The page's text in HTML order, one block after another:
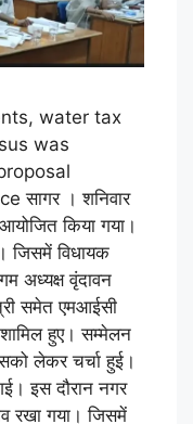
water tax
was
सागर । शनिवार
किया गया।
जिसमें विधायक
अध्यक्ष वृंदावन
समेत एमआईसी
शामिल हुए। सम्मेलन
लेकर चर्चा हुई।
इस दौरान नगर
रखा गया। जिसमें